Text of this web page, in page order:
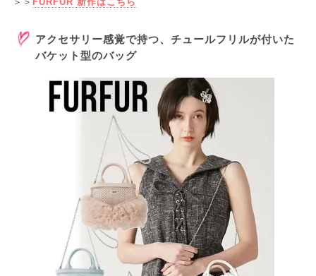
アクセサリー感覚で持つ、チュールフリルが付いた
バケット型のバッグ